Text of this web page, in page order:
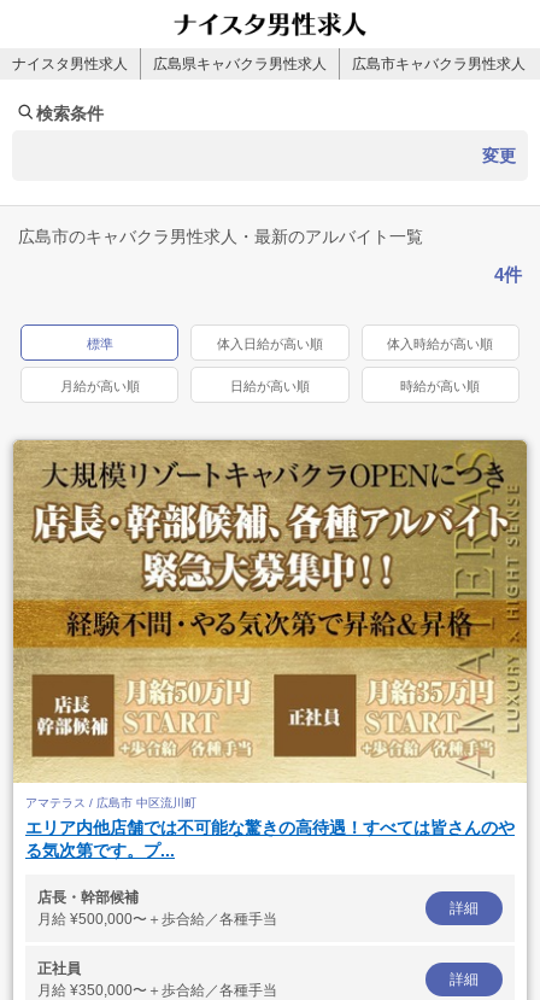
ナイスタ男性求人 広島県キャバクラ男性求人 広島市キャバクラ男性求人
検索条件
変更
広島市のキャバクラ男性求人・最新のアルバイト一覧
4件
標準 体入日給が高い順 体入時給が高い順
月給が高い順 日給が高い順 時給が高い順
アマテラス / 広島市 中区流川町
エリア内他店舗では不可能な驚きの高待遇！すべては皆さんのや
る気次第です。プ...
店長・幹部候補
月給 ¥500,000〜＋歩合給／各種手当
詳細
正社員
月給 ¥350,000〜＋歩合給／各種手当
詳細